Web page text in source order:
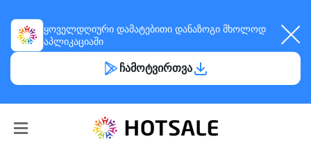
ყოველდღიური დამატებითი დანაზოგი მხოლოდ
აპლიკაციაში
ჩამოტვირთვა